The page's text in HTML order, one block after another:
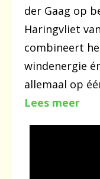
der Gaag op
Haringvliet
combineert
windenergie
allemaal op
Lees meer